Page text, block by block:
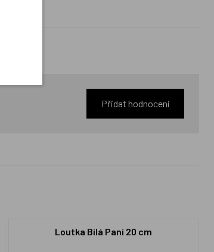
Přidat hodnocení
Loutka Bílá Paní 20 cm